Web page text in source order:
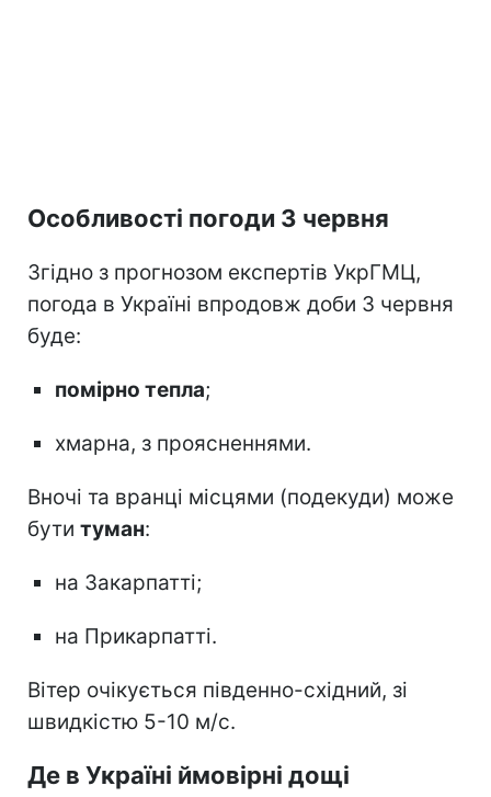
Особливості погоди 3 червня
Згідно з прогнозом експертів УкрГМЦ,
погода в Україні впродовж доби 3 червня
буде:
помірно тепла;
хмарна, з проясненнями.
Вночі та вранці місцями (подекуди) може
бути туман:
на Закарпатті;
на Прикарпатті.
Вітер очікується південно-східний, зі
швидкістю 5-10 м/с.
Де в Україні ймовірні дощі